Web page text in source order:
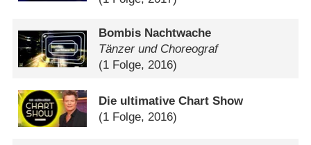
Bombis Nachtwache
Tänzer und Choreograf
(1 Folge, 2016)
Die ultimative Chart Show
(1 Folge, 2016)